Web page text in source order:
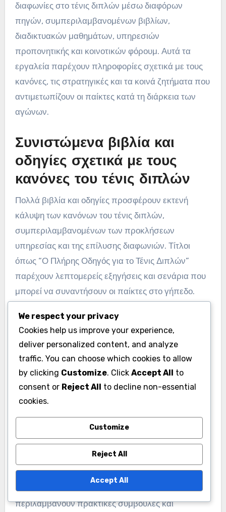
διαφωνίες στο τένις διπλών μέσω διαφόρων
πηγών, συμπεριλαμβανομένων βιβλίων,
διαδικτυακών μαθημάτων, υπηρεσιών
προπονητικής και κοινοτικών φόρουμ. Αυτά τα
εργαλεία παρέχουν πληροφορίες σχετικά με τους
κανόνες, τις στρατηγικές και τα κοινά ζητήματα που
αντιμετωπίζουν οι παίκτες κατά τη διάρκεια των
αγώνων.
Συνιστώμενα βιβλία και
οδηγίες σχετικά με τους
κανόνες του τένις διπλών
Πολλά βιβλία και οδηγίες προσφέρουν εκτενή
κάλυψη των κανόνων του τένις διπλών,
συμπεριλαμβανομένων των προκλήσεων
υπηρεσίας και της επίλυσης διαφωνιών. Τίτλοι
όπως “Ο Πλήρης Οδηγός για το Τένις Διπλών”
παρέχουν λεπτομερείς εξηγήσεις και σενάρια που
μπορεί να συναντήσουν οι παίκτες στο γήπεδο.
Μια άλλη πολύτιμη πηγή είναι το “Εξηγώντας τους
Κανόνες του Τένις”, το οποίο αναλύει τους
επίσημους κανόνες και διευκρινίζει κοινές
περιλαμβάνουν εικονογραφήσεις και
παραδείγματα που διευκολύνουν την κατανόηση
Οι παίκτες μπορούν επίσης να βρουν οδηγούς που
εστιάζουν ειδικά στους κανόνες υπηρεσίας, οι
οποίοι είναι κρίσιμοι για την κατανόηση των
προκλήσεων. Αναζητήστε πόρους που
περιλαμβάνουν πρακτικές συμβουλές και
We respect your privacy
Cookies help us improve your experience,
deliver personalized content, and analyze
traffic. You can choose which cookies to allow
by clicking Customize. Click Accept All to
consent or Reject All to decline non-essential
cookies.
Customize
Reject All
Accept All